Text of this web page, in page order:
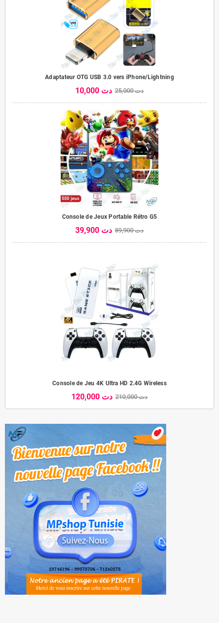
Adaptateur OTG USB 3.0 vers iPhone/Lightning
10,000 دت 25,000 دت
Console de Jeux Portable Rétro G5
39,900 دت 89,900 دت
Console de Jeu 4K Ultra HD 2.4G Wireless
120,000 دت 210,000 دت